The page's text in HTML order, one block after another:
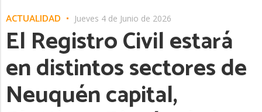
ACTUALIDAD Jueves 4 de Junio de 2026
El Registro Civil estará
en distintos sectores de
Neuquén capital,